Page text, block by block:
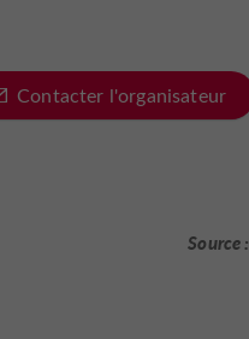
Contacter l'organisateur
Source :